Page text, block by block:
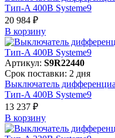
Тип-A 400В Systeme9
20 984 ₽
В корзинy
Артикул: S9R22440
Срок поставки: 2 дня
Выключатель
Тип-A 400В Systeme9
13 237 ₽
В корзинy